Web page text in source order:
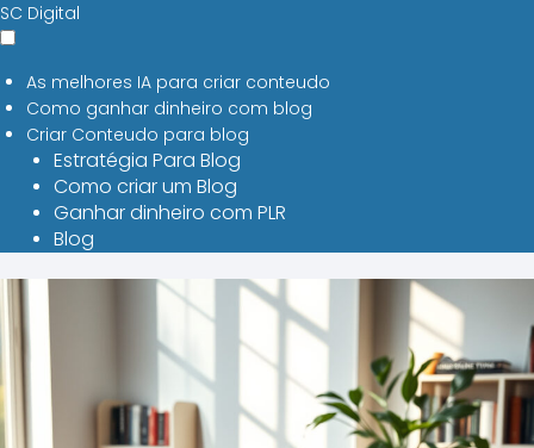
SC Digital
As melhores IA para criar conteudo
Como ganhar dinheiro com blog
Criar Conteudo para blog
Estratégia Para Blog
Como criar um Blog
Ganhar dinheiro com PLR
Blog